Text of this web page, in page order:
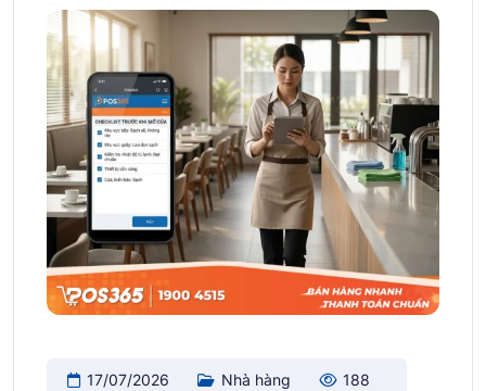
17/07/2026 Nhà hàng 188